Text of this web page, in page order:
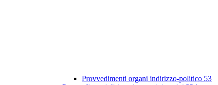
Provvedimenti organi indirizzo-politico 53